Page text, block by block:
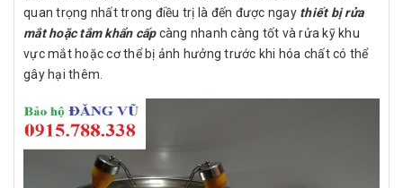
quan trọng nhất trong điều trị là đến được ngay thiết bị rửa
mắt hoặc tắm khẩn cấpcàng nhanh càng tốt và rửa kỹ khu
vực mắt hoặc cơ thể bị ảnh hưởng trước khi hóa chất có thể
gây hại thêm.